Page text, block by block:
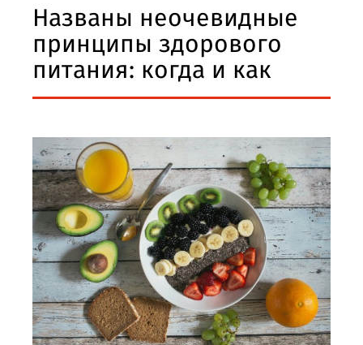
Названы неочевидные
принципы здорового
питания: когда и как